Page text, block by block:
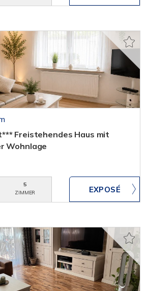
Freistehendes Haus mit
Wohnlage
5
ZIMMER